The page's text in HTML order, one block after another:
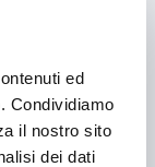
ed
Condividiamo
il nostro sito
dei dati